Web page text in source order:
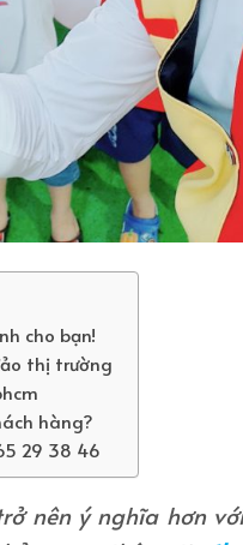
cho bạn!
thị trường
hàng?
29 38 46
nên ý nghĩa hơn